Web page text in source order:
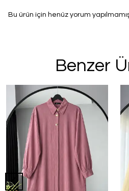
Bu ürün için henüz yorum
Benzer